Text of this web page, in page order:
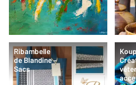
Ribambelle
de Blandine –
Sacs